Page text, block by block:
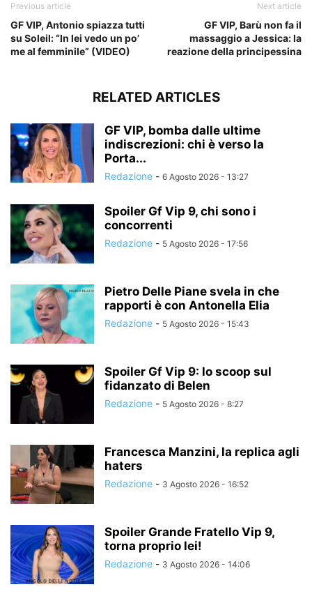
Previous article
GF VIP, Antonio spiazza tutti
su Soleil: “In lei vedo un po’
me al femminile” (VIDEO)
Next article
GF VIP, Barù non fa il
massaggio a Jessica: la
reazione della principessina
RELATED ARTICLES
GF VIP, bomba dalle ultime
indiscrezioni: chi è verso la
Porta...
Redazione - 6 Agosto 2026 - 13:27
Spoiler Gf Vip 9, chi sono i
concorrenti
Redazione - 5 Agosto 2026 - 17:56
Pietro Delle Piane svela in che
rapporti è con Antonella Elia
Redazione - 5 Agosto 2026 - 15:43
Spoiler Gf Vip 9: lo scoop sul
fidanzato di Belen
Redazione - 5 Agosto 2026 - 8:27
Francesca Manzini, la replica agli
haters
Redazione - 3 Agosto 2026 - 16:52
Spoiler Grande Fratello Vip 9,
torna proprio lei!
Redazione - 3 Agosto 2026 - 14:06